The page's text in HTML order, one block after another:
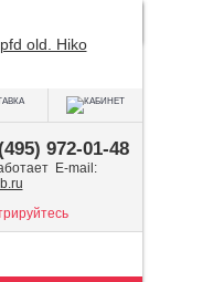
972-01-48
E-mail: